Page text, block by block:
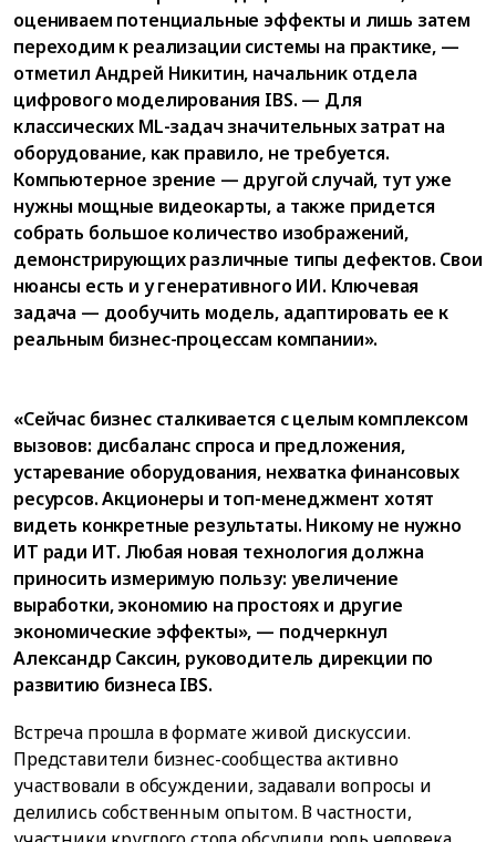
оцениваем потенциальные эффекты и лишь затем
переходим к реализации системы на практике, —
отметил Андрей Никитин, начальник отдела
цифрового моделирования IBS. — Для
классических ML-задач значительных затрат на
оборудование, как правило, не требуется.
Компьютерное зрение — другой случай, тут уже
нужны мощные видеокарты, а также придется
собрать большое количество изображений,
демонстрирующих различные типы дефектов. Свои
нюансы есть и у генеративного ИИ. Ключевая
задача — дообучить модель, адаптировать ее к
реальным бизнес-процессам компании».
«Сейчас бизнес сталкивается с целым комплексом
вызовов: дисбаланс спроса и предложения,
устаревание оборудования, нехватка финансовых
ресурсов. Акционеры и топ-менеджмент хотят
видеть конкретные результаты. Никому не нужно
ИТ ради ИТ. Любая новая технология должна
приносить измеримую пользу: увеличение
выработки, экономию на простоях и другие
экономические эффекты», — подчеркнул
Александр Саксин, руководитель дирекции по
развитию бизнеса IBS.
Встреча прошла в формате живой дискуссии.
Представители бизнес-сообщества активно
участвовали в обсуждении, задавали вопросы и
делились собственным опытом. В частности,